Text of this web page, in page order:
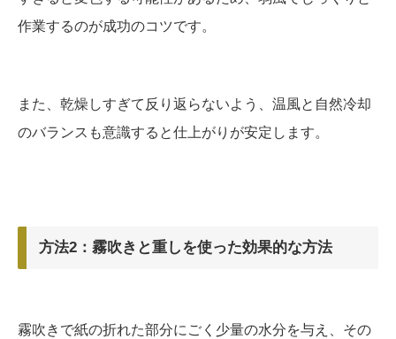
作業するのが成功のコツです。
また、乾燥しすぎて反り返らないよう、温風と自然冷却
のバランスも意識すると仕上がりが安定します。
方法2：霧吹きと重しを使った効果的な方法
霧吹きで紙の折れた部分にごく少量の水分を与え、その